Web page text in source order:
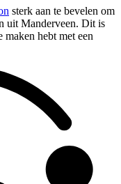
sterk aan te bevelen om
uit Manderveen. Dit is
maken hebt met een